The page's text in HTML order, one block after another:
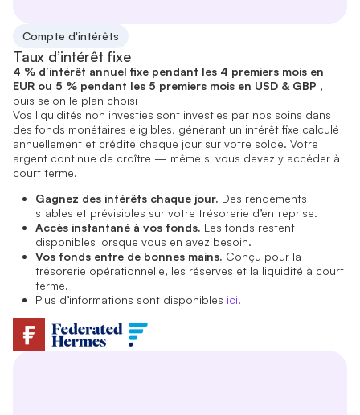
Compte d'intérêts
Taux d’intérêt fixe
4 % d’intérêt annuel fixe pendant les 4 premiers mois en
EUR ou 5 % pendant les 5 premiers mois en USD & GBP ,
puis selon le plan choisi
Vos liquidités non investies sont investies par nos soins dans
des fonds monétaires éligibles, générant un intérêt fixe calculé
annuellement et crédité chaque jour sur votre solde. Votre
argent continue de croître — même si vous devez y accéder à
court terme.
Gagnez des intérêts chaque jour. Des rendements
stables et prévisibles sur votre trésorerie d’entreprise.
Accès instantané à vos fonds. Les fonds restent
disponibles lorsque vous en avez besoin.
Vos fonds entre de bonnes mains. Conçu pour la
trésorerie opérationnelle, les réserves et la liquidité à court
terme.
Plus d’informations sont disponibles ici.